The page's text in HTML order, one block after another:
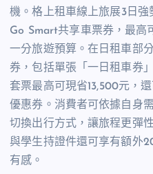
機。格上租車線上旅展3日強
Go Smart共享車票券，最高
一分旅遊預算。在日租車部
券，包括單張「一日租車券
套票最高可現省13,500元，
優惠券。消費者可依據自身
切換出行方式，讓旅程更彈
與學生持證件還可享有額外
有感。